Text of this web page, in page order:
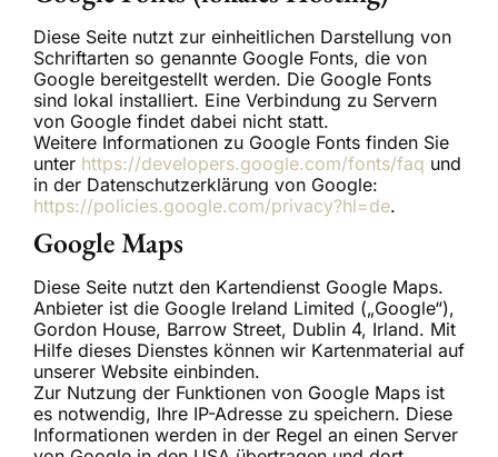
Diese Seite nutzt zur einheitlichen Darstellung von
Schriftarten so genannte Google Fonts, die von
Google bereitgestellt werden. Die Google Fonts
sind lokal installiert. Eine Verbindung zu Servern
von Google findet dabei nicht statt.
Weitere Informationen zu Google Fonts finden Sie
unter https://developers.google.com/fonts/faq und
in der Datenschutzerklärung von Google:
https://policies.google.com/privacy?hl=de.
Google Maps
Diese Seite nutzt den Kartendienst Google Maps.
Anbieter ist die Google Ireland Limited („Google“),
Gordon House, Barrow Street, Dublin 4, Irland. Mit
Hilfe dieses Dienstes können wir Kartenmaterial auf
unserer Website einbinden.
Zur Nutzung der Funktionen von Google Maps ist
es notwendig, Ihre IP-Adresse zu speichern. Diese
Informationen werden in der Regel an einen Server